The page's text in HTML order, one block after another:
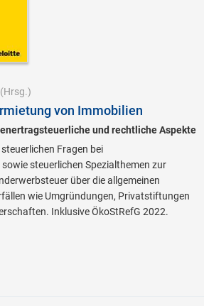
(Hrsg.)
von Immobilien
und rechtliche Aspekte
Fragen bei
steuerlichen Spezialthemen zur
über die allgemeinen
wie Umgründungen, Privatstiftungen
Inklusive ÖkoStRefG 2022.